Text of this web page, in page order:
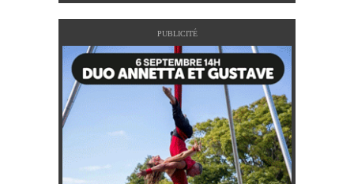
PUBLICITÉ